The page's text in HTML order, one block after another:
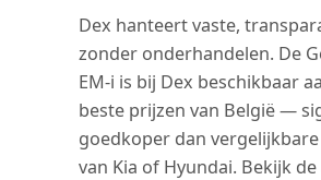
Dex hanteert vaste,
zonder onderhandelen. De
EM-i is bij Dex beschikbaar
beste prijzen van België —
goedkoper dan vergelijkbare
van Kia of Hyundai. Bekijk